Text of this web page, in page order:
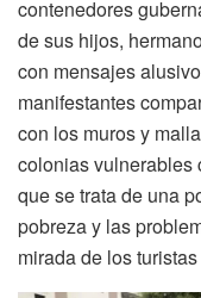
contenedores
de sus hijos,
con mensajes
manifestantes
con los muros y
colonias vulnerables
que se trata de una
pobreza y las
mirada de los